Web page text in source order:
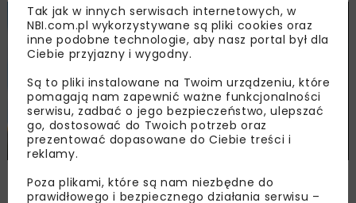
MOTORYZACJA WIADOMOŚCI
Transportem publicznym po lepsze jutro –
Dzień Ziemi 2024
Tak jak w innych serwisach internetowych, w
NBI.com.pl wykorzystywane są pliki cookies oraz
inne podobne technologie, aby nasz portal był dla
Ciebie przyjazny i wygodny.
Są to pliki instalowane na Twoim urządzeniu, które
pomagają nam zapewnić ważne funkcjonalności
serwisu, zadbać o jego bezpieczeństwo, ulepszać
go, dostosować do Twoich potrzeb oraz
prezentować dopasowane do Ciebie treści i
reklamy.
Poza plikami, które są nam niezbędne do
prawidłowego i bezpiecznego działania serwisu –